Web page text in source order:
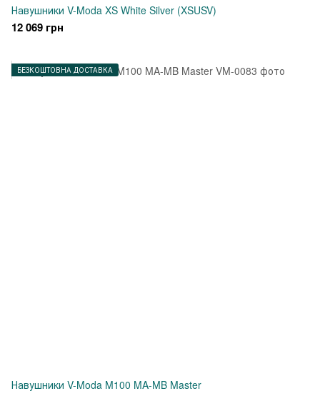
Навушники V-Moda XS White Silver (XSUSV)
12 069 грн
БЕЗКОШТОВНА ДОСТАВКА
Навушники V-Moda M100 MA-MB Master